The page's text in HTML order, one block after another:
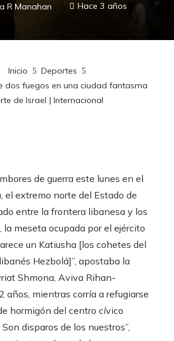
R Manahan Hace 3 años
Inicio
Deportes
dos fuegos en una ciudad fantasma
de Israel | Internacional
de guerra este lunes en el
el extremo norte del Estado de
entre la frontera libanesa y los
la meseta ocupada por el ejército
un Katiusha [los cohetes del
Hezbolá]”, apostaba la
Shmona, Aviva Rihan-
años, mientras corría a refugiarse
hormigón del centro cívico
Son disparos de los nuestros”,